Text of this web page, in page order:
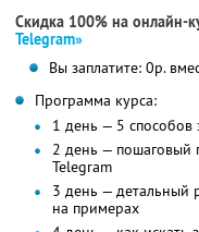
Скидка 100% на онлайн-
Telegram»
Вы заплатите: 0р.
Программа курса:
1 день — 5 способов
2 день — пошаговый
Telegram
3 день — детальный
на примерах